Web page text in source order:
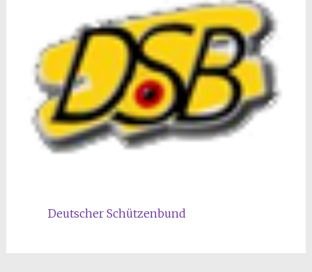
Deutscher Schützenbund